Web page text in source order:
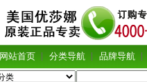
网站首页 分类导航 品牌导航